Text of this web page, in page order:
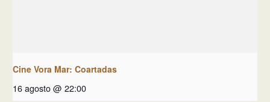
Cine Vora Mar: Coartadas
16 agosto @ 22:00